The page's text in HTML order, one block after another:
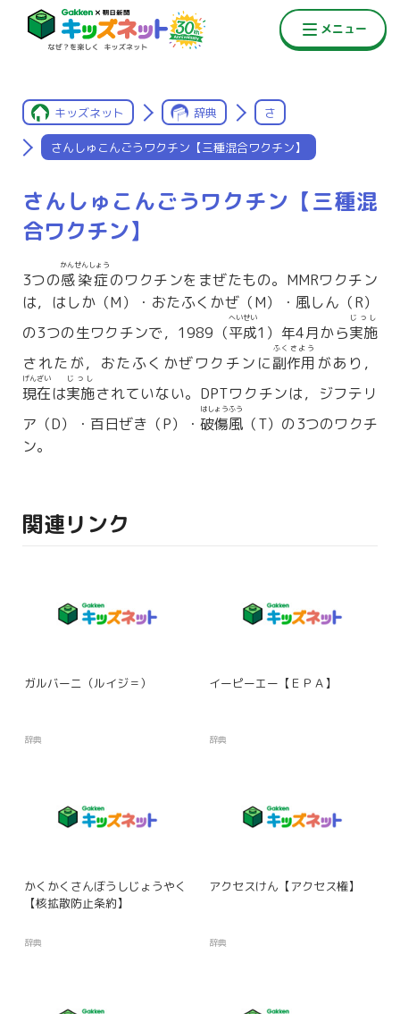
キッズネット 辞典 さ
さんしゅこんごうワクチン【三種混合ワクチン】
さんしゅこんごうワクチン【三種混
合ワクチン】
3つの感染症
かんせんしょう
のワクチンをまぜたもの。MMRワクチン
は，はしか（M）・おたふくかぜ（M）・風しん（R）
の3つの生ワクチンで，1989（平成
へいせい
1）年4月から実施
じっし
されたが，おたふくかぜワクチンに副作用
ふくさよう
があり，
現在
げんざい
は実施
じっし
されていない。DPTワクチンは，ジフテリ
ア（D）・百日ぜき（P）・ 破傷風
はしょうふう
（T）の3つのワクチ
ン。
関連リンク
ガルバーニ（ルイジ＝）
辞典
イーピーエー【ＥＰＡ】
辞典
かくかくさんぼうしじょうやく
【核拡散防止条約】
辞典
アクセスけん【アクセス権】
辞典